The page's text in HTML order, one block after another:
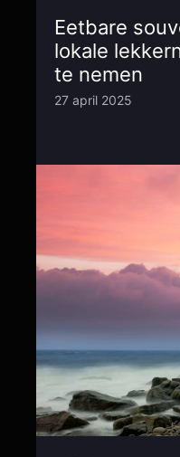
Eetbare
lokale
te nemen
27 april 2025